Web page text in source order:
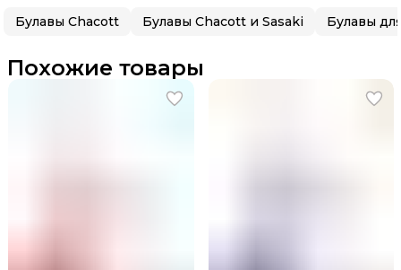
Булавы Chacott Булавы Chacott и Sasaki
Похожие товары